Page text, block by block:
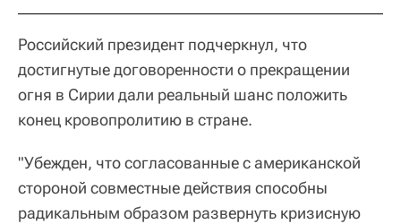
Российский президент подчеркнул, что
достигнутые договоренности о прекращении
огня в Сирии дали реальный шанс положить
конец кровопролитию в стране.
"Убежден, что согласованные с американской
стороной совместные действия способны
радикальным образом развернуть кризисную